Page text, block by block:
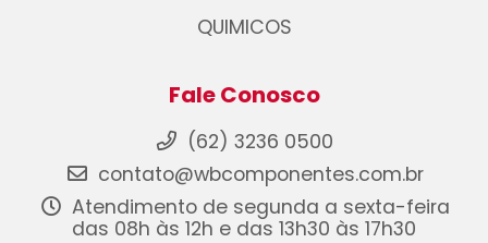
QUIMICOS
Fale Conosco
(62) 3236 0500
contato@wbcomponentes.com.br
Atendimento de segunda a sexta-feira
das 08h às 12h e das 13h30 às 17h30